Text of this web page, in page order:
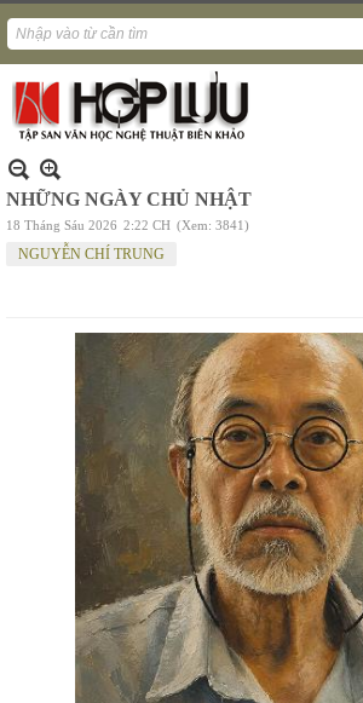
NHỮNG NGÀY CHỦ NHẬT
18 Tháng Sáu 2026 2:22 CH (Xem: 3841)
NGUYỄN CHÍ TRUNG